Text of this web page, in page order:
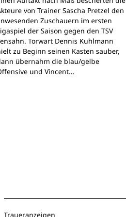
von Trainer Sascha Pretzel den
Zuschauern im ersten
der Saison gegen den TSV
Torwart Dennis Kuhlmann
zu Beginn seinen Kasten sauber,
übernahm die blau/gelbe
und Vincent…
Traueranzeigen